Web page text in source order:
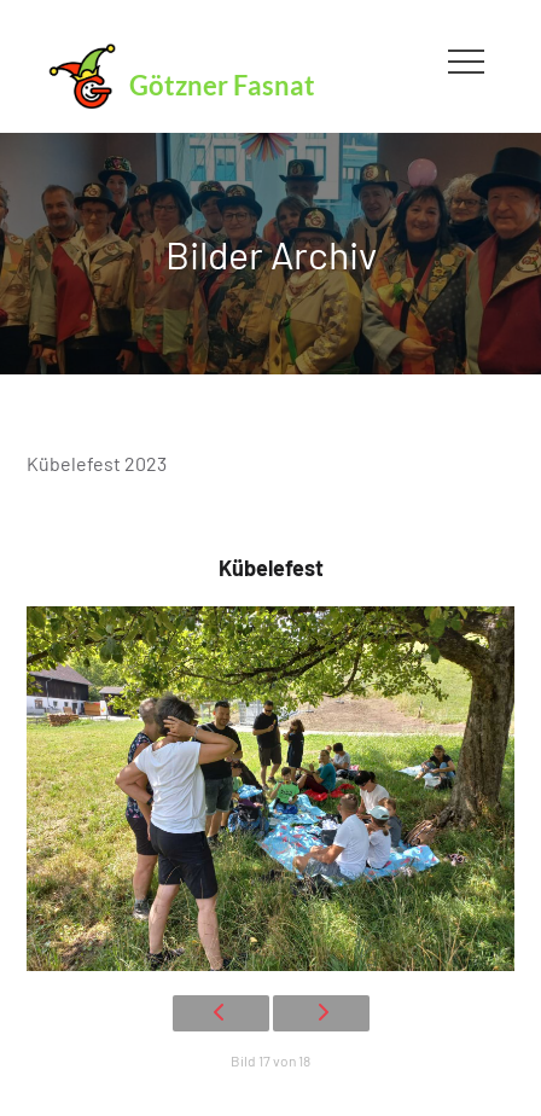
content
Götzner Fasnat
Bilder Archiv
Kübelefest 2023
Kübelefest
Bild 17 von 18